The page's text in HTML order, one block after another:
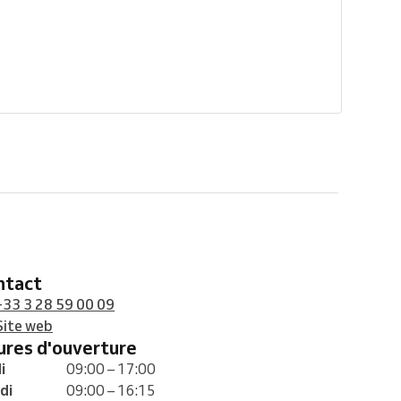
3 28 59 00 09
web
d'ouverture
09:00 – 17:00
09:00 – 16:15